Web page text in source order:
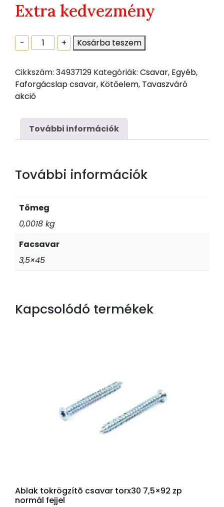
was:
is:
Extra kedvezmény
-
FAFORGÁCSLAP
CSAVAR
ZH
PZ
mennyiség
+ Kosárba teszem
Cikkszám: 34937129 Kategóriák: Csavar, Egyéb,
Faforgácslap csavar, Kötőelem, Tavaszváró
akció
További információk
További információk
Tömeg
0,0018 kg
Facsavar
3,5×45
Kapcsolódó termékek
Ablak tokrögzítõ csavar torx30 7,5×92 zp
normál fejjel